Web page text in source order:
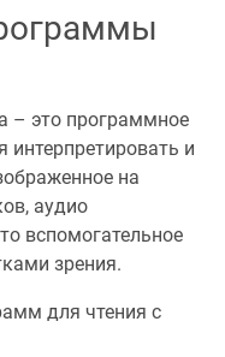
– это программное
интерпретировать и
на
аудио
вспомогательное
зрения.
для чтения с